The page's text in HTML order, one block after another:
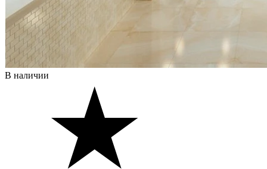
В наличии